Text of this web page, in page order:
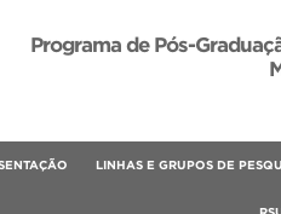
Programa de Pós-
LINHAS E GRUPOS DE